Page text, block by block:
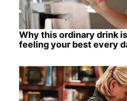
Why this ordinary drink
feeling your best every